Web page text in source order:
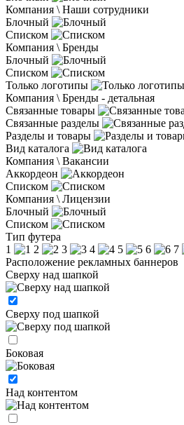
Компания \ Наши сотрудники
Блочный
Списком
Компания \ Бренды
Блочный
Списком
Только логотипы
Компания \ Бренды - детальная
Связанные товары
Связанные разделы
Разделы и товары
Вид каталога
Компания \ Вакансии
Аккордеон
Списком
Компания \ Лицензии
Блочный
Списком
Тип футера
1
2 3 4 5 6
7
Расположение рекламных баннеров
Сверху над шапкой
Сверху под шапкой
Боковая
Над контентом